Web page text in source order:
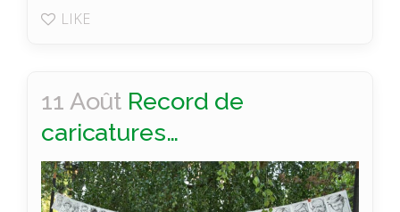
LIKE
11 Août Record de
caricatures…